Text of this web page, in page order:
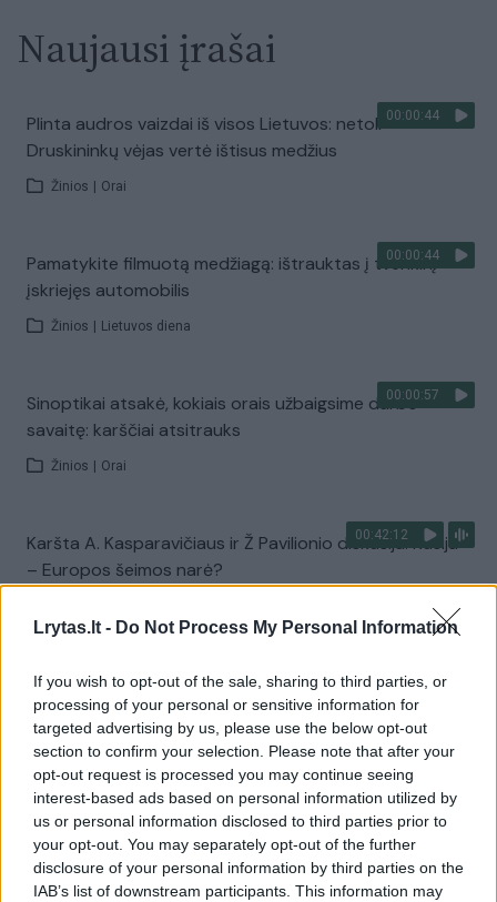
Lrytas.lt - Do Not Process My Personal Information
If you wish to opt-out of the sale, sharing to third parties, or
processing of your personal or sensitive information for
targeted advertising by us, please use the below opt-out
section to confirm your selection. Please note that after your
opt-out request is processed you may continue seeing
interest-based ads based on personal information utilized by
us or personal information disclosed to third parties prior to
your opt-out. You may separately opt-out of the further
disclosure of your personal information by third parties on the
IAB’s list of downstream participants. This information may
Naujausi įrašai
00:00:44
Plinta audros vaizdai iš visos Lietuvos: netoli
Druskininkų vėjas vertė ištisus medžius
Žinios Orai
00:00:44
Pamatykite filmuotą medžiagą: ištrauktas į tvenkinį
įskriejęs automobilis
Žinios Lietuvos diena
00:00:57
Sinoptikai atsakė, kokiais orais užbaigsime darbo
savaitę: karščiai atsitrauks
Žinios Orai
00:42:12
Karšta A. Kasparavičiaus ir Ž Pavilionio diskusija: Rusija
– Europos šeimos narė?
Visi įrašai
Žiūrimiausi įrašai
Vaizdai iš tragiškos avarijos Vilniaus r.: dviejų moterų ir
vaiko gyvybių išgelbėti nepavyko